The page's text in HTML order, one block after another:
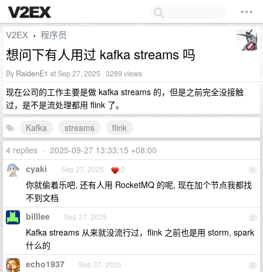
V2EX › 程序员
想问下有人用过 kafka streams 吗
By RaidenE1 at Sep 27, 2025 · 3289 views
现在公司的工作主要是做 kafka streams 的，但是之前完全没接触
过，是不是流处理都用 flink 了。
Kafka
streams
flink
4 replies • 2025-09-27 13:33:15 +08:00
1
cyaki Sep 27, 2025 2
你就偷着乐吧, 还有人用 RocketMQ 的呢, 现在加个节点我都找
不到文档
2
billlee Sep 27, 2025
Kafka streams 从来就没流行过，flink 之前也是用 storm, spark
什么的
3
echo1937 Sep 27, 2025